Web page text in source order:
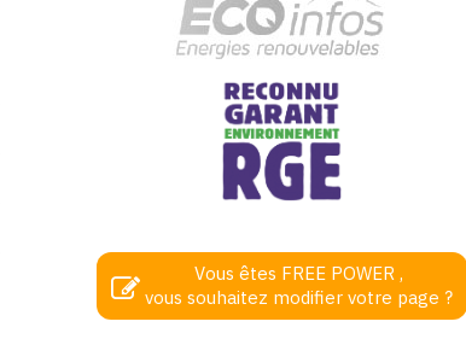
Vous êtes FREE POWER ,
vous souhaitez modifier votre page ?